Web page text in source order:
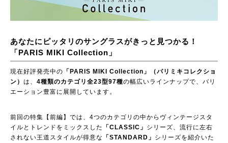
あなたにピッタリのサングラスがきっと見つかる！
「PARIS MIKI Collection」
現在好評発売中の 「PARIS MIKI Collection」（パリミキコレクショ
ン） は、 4種類のカテゴリ全23型97種の幅広いラインナップで、バリ
エーション豊富に展開しています。
前回の特集【前編】では、4つのカテゴリの中からヴィンテージスタ
イルとトレンドをミックスした
「CLASSIC」 シリーズ、流行に左右
されない王道スタイルが得意な
「STANDARD」 シリーズを紹介いた